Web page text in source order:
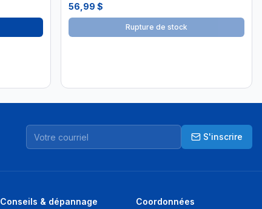
56,99 $
Rupture de stock
S'inscrire
Conseils & dépannage Coordonnées